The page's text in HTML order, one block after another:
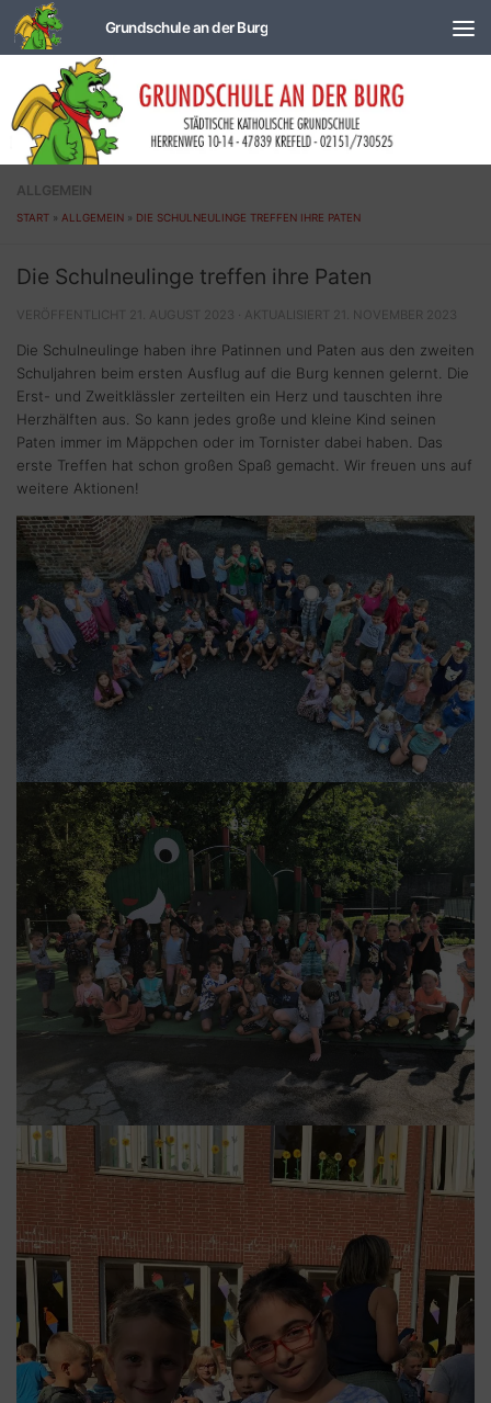
Zum Inhalt springen
ALLGEMEIN
START » ALLGEMEIN » DIE SCHULNEULINGE TREFFEN IHRE PATEN
Die Schulneulinge treffen ihre Paten
VERÖFFENTLICHT 21. AUGUST 2023 · AKTUALISIERT 21. NOVEMBER 2023
Die Schulneulinge haben ihre Patinnen und Paten aus den zweiten
Schuljahren beim ersten Ausflug auf die Burg kennen gelernt. Die
Erst- und Zweitklässler zerteilten ein Herz und tauschten ihre
Herzhälften aus. So kann jedes große und kleine Kind seinen
Paten immer im Mäppchen oder im Tornister dabei haben. Das
erste Treffen hat schon großen Spaß gemacht. Wir freuen uns auf
weitere Aktionen!